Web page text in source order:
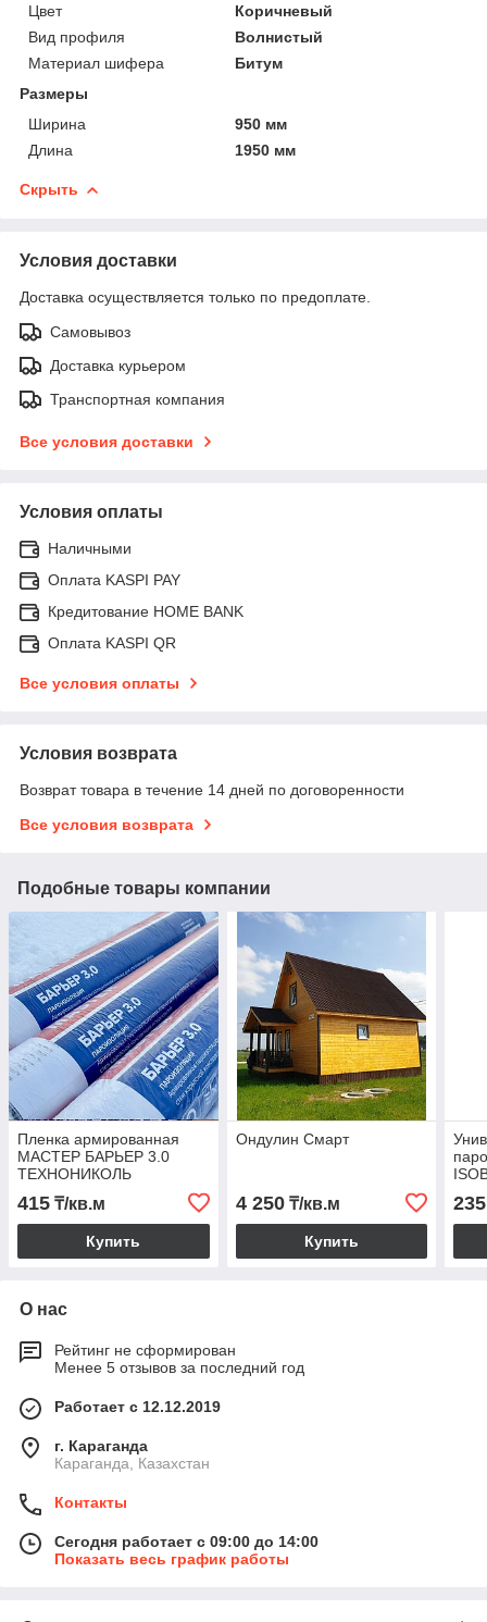
Цвет
Коричневый
Вид профиля
Волнистый
Материал шифера
Битум
Размеры
Ширина
950 мм
Длина
1950 мм
Скрыть
Условия доставки
Доставка осуществляется только по предоплате.
Самовывоз
Доставка курьером
Транспортная компания
Все условия доставки
Условия оплаты
Наличными
Оплата KASPI PAY
Кредитование HOME BANK
Оплата KASPI QR
Все условия оплаты
Условия возврата
Возврат товара в течение 14 дней по договоренности
Все условия возврата
Подобные товары компании
Пленка армированная
МАСТЕР БАРЬЕР 3.0
ТЕХНОНИКОЛЬ
415 ₸/кв.м
Купить
Ондулин Смарт
4 250₸/кв.м
Купить
235
О нас
Рейтинг не сформирован
Менее 5 отзывов за последний год
Работает с 12.12.2019
г. Караганда
Караганда, Казахстан
Контакты
Сегодня работает с 09:00 до 14:00
Показать весь график работы